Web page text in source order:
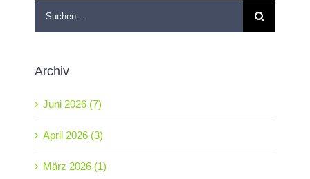
Archiv
Juni 2026 (7)
April 2026 (3)
März 2026 (1)